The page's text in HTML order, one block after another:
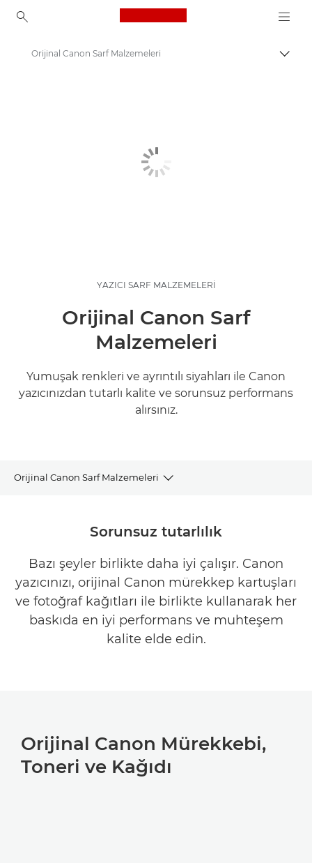
Canon Logo, back to
İçerik
Orijinal Canon Sarf Malzemeleri
YAZICI SARF MALZEMELERİ
Orijinal Canon Sarf
Malzemeleri
Yumuşak renkleri ve ayrıntılı siyahları ile Canon
yazıcınızdan tutarlı kalite ve sorunsuz performans
alırsınız.
Orijinal Canon Sarf Malzemeleri
ÜSTÜN TASARIM
GERİ DÖNÜŞÜM
Sorunsuz tutarlılık
Bazı şeyler birlikte daha iyi çalışır. Canon
yazıcınızı, orijinal Canon mürekkep kartuşları
ve fotoğraf kağıtları ile birlikte kullanarak her
baskıda en iyi performans ve muhteşem
kalite elde edin.
Orijinal Canon Mürekkebi,
Toneri ve Kağıdı